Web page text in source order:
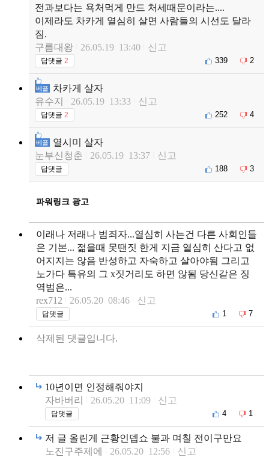
전과보다는 욕처먹게 만드 처세때문이라는....
이제라도 차카게 열심히 살면 사람들의 시선도 달라
짐.
구름대왕
26.05.19 13:40 신고
답댓글 2 339 2
베플
차카게 살자
유수지
26.05.19 13:33 신고
답댓글 2 252 4
베플
열시미 살자
눈부신청춘
26.05.19 13:37 신고
답댓글 188 3
파워링크 광고
이래나 저래나 범죄자...열심히 사는건 다른 사회인들
은 기본... 젊을때 못땐짓 한게 지금 열심히 산다고 없
어지지는 않음 반성하고 자숙하고 살아야됨 그리고
노가다 특유의 그 x짓거리도 하면 않됨 당신같은 징
역범은...
rex712
26.05.20 08:46 신고
답댓글 1 7
삭제된 댓글입니다.
10년이면 인정해줘야지
자바버리
26.05.20 11:09 신고
답댓글 4 1
저 글 올린게 근황인뎁쇼 불과 며칠 전이구만요
노진구주제에
26.05.20 12:56 신고